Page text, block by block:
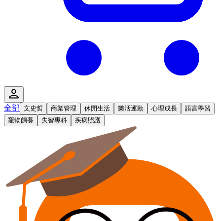
全部 文史哲 商業管理 休閒生活 樂活運動 心理成長
語言學習
寵物飼養
失智專科 疾病照護